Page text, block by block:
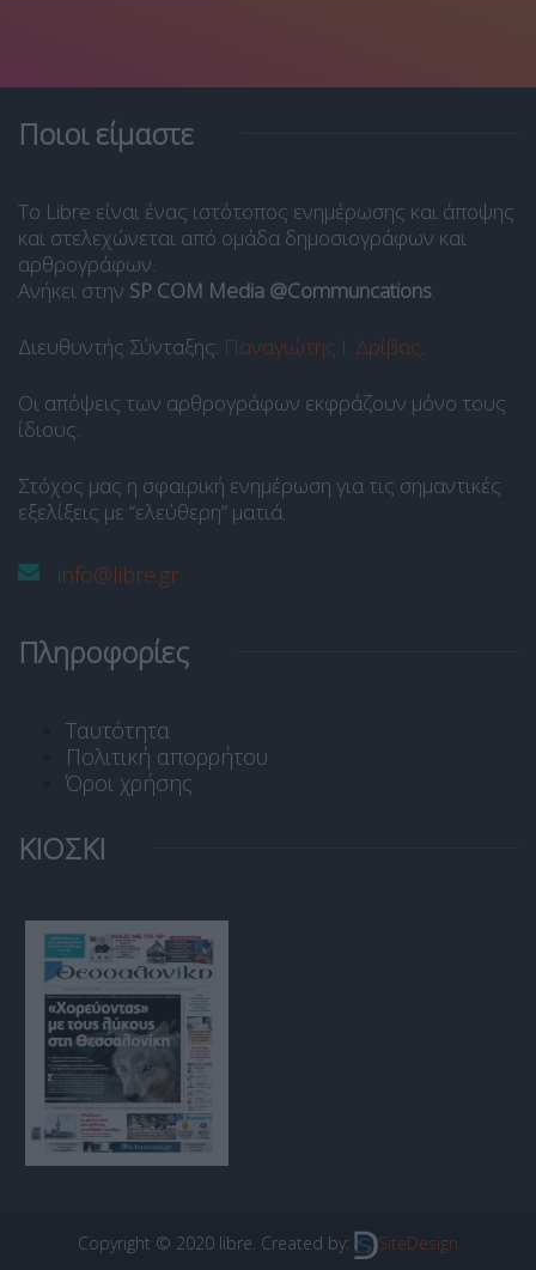
Ποιοι είμαστε
Το Libre είναι ένας ιστότοπος ενημέρωσης και άποψης
και στελεχώνεται από ομάδα δημοσιογράφων και
αρθρογράφων.
Ανήκει στην SP COM Media @Communcations.
Διευθυντής Σύνταξης: Παναγιώτης Ι. Δρίβας.
Οι απόψεις των αρθρογράφων εκφράζουν μόνο τους
ίδιους.
Στόχος μας η σφαιρική ενημέρωση για τις σημαντικές
εξελίξεις με “ελεύθερη” ματιά.
info@libre.gr
Πληροφορίες
Ταυτότητα
Πολιτική απορρήτου
Όροι χρήσης
ΚΙΟΣΚΙ
Copyright © 2020 libre. Created by: SiteDesign